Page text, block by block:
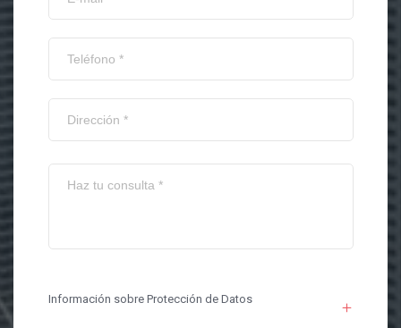
Información sobre Protección de Datos